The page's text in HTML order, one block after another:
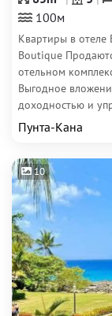
100м
Квартиры в отеле
Boutique
отельном
Выгодное
доходностью и
Пунта-Кана
10